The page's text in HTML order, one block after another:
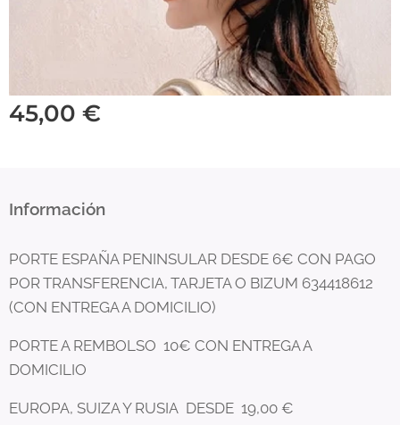
45,00 €
Información
PORTE ESPAÑA PENINSULAR DESDE 6€ CON PAGO
POR TRANSFERENCIA, TARJETA O BIZUM 634418612
(CON ENTREGA A DOMICILIO)
PORTE A REMBOLSO 10€ CON ENTREGA A
DOMICILIO
EUROPA, SUIZA Y RUSIA DESDE 19,00 €